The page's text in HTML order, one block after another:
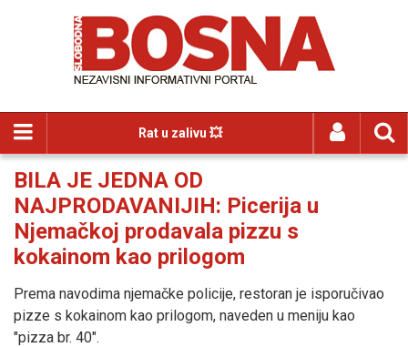
Rat u zalivu 💥
BILA JE JEDNA OD
NAJPRODAVANIJIH: Picerija u
Njemačkoj prodavala pizzu s
kokainom kao prilogom
Prema navodima njemačke policije, restoran je isporučivao
pizze s kokainom kao prilogom, naveden u meniju kao
"pizza br. 40".